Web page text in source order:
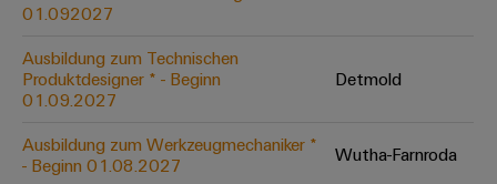
durch
Schaltschrankbau
Lösungen
die
Herausforderungen
Regler
Gerätehersteller
Energiemessung
und
Smart
Metering
Weidmüller
Schnittstelle
ALLE
SERVICES
&
Globale
Messen
&
Events
01.092027
Ausbildung zum Technischen
Produktdesigner * - Beginn
01.09.2027
Detmold
Ausbildung zum Werkzeugmechaniker *
- Beginn 01.08.2027
Wutha-Farnroda